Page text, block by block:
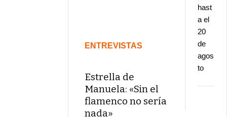
ENTREVISTAS
Estrella de
Manuela: «Sin el
flamenco no sería
nada»
hast
a el
20
de
agos
to